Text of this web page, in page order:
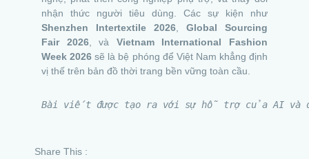
nhận thức người tiêu dùng. Các sự kiện như
Shenzhen Intertextile 2026
Global Sourcing
Fair 2026, và Vietnam International Fashion
Week 2026 sẽ là bệ phóng để Việt Nam khẳng định
vị thế trên bản đồ thời trang bền vững toàn cầu.
Bài viết được tạo ra với sự hỗ trợ của AI và
Share This :